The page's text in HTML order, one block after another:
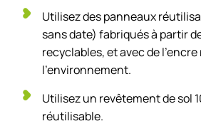
Utilisez des panneaux
sans date) fabriqués à partir
recyclables, et avec de
l'environnement.
Utilisez un revêtement de sol
réutilisable.